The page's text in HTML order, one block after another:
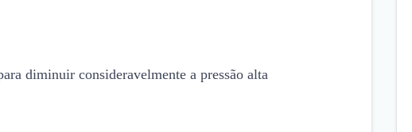
diminuir consideravelmente a pressão alta